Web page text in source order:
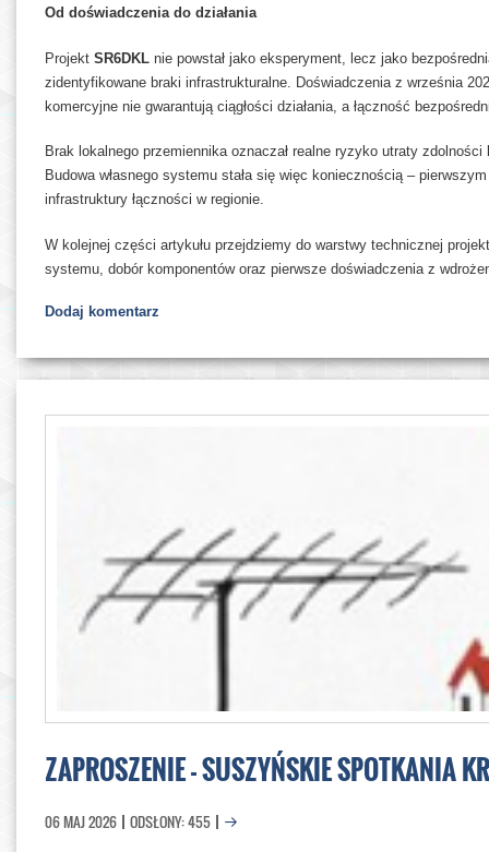
Od doświadczenia do działania
Projekt SR6DKL nie powstał jako eksperyment, lecz jako
zidentyfikowane braki infrastrukturalne. Doświadczenia z września
komercyjne nie gwarantują ciągłości działania, a łączność
Brak lokalnego przemiennika oznaczał realne ryzyko utraty
Budowa własnego systemu stała się więc koniecznością –
infrastruktury łączności w regionie.
W kolejnej części artykułu przejdziemy do warstwy technicznej
systemu, dobór komponentów oraz pierwsze doświadczenia z
Dodaj komentarz
ZAPROSZENIE - SUSZYŃSKIE SPOTKANIA
06 MAJ 2026 ODSŁONY: 455